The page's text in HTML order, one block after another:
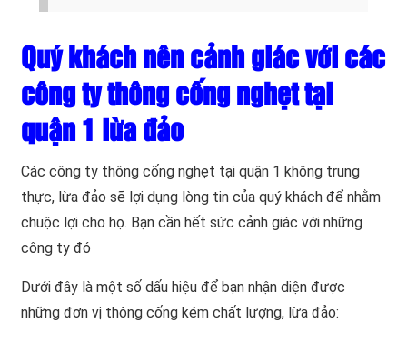
Quý khách nên cảnh giác với các
công ty thông cống nghẹt tại
quận 1 lừa đảo
Các công ty thông cống nghẹt tại quận 1 không trung
thực, lừa đảo sẽ lợi dụng lòng tin của quý khách để nhằm
chuộc lợi cho họ. Bạn cần hết sức cảnh giác với những
công ty đó
Dưới đây là một số dấu hiệu để bạn nhận diện được
những đơn vị thông cống kém chất lượng, lừa đảo: